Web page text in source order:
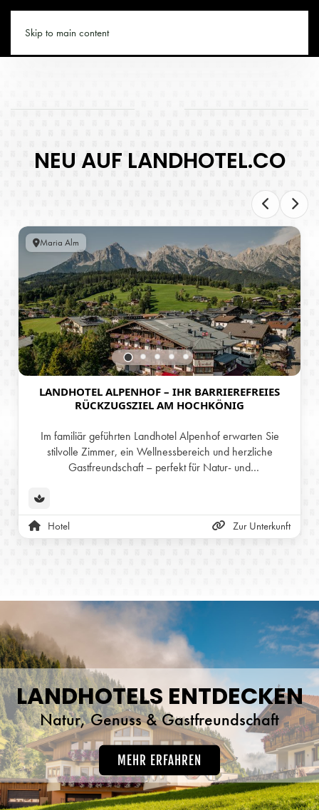
Skip to main content
LANDHOTEL.CO
NEU AUF LANDHOTEL.CO
Maria Alm
LANDHOTEL ALPENHOF – IHR BARRIEREFREIES
RÜCKZUGSZIEL AM HOCHKÖNIG
Im familiär geführten Landhotel Alpenhof erwarten Sie
stilvolle Zimmer, ein Wellnessbereich und herzliche
Gastfreundschaft – perfekt für Natur- und
umweltschonend, per Bus und Bahn.
Hotel Zur Unterkunft
LANDHOTELS ENTDECKEN
Natur, Genuss & Gastfreundschaft
MEHR ERFAHREN